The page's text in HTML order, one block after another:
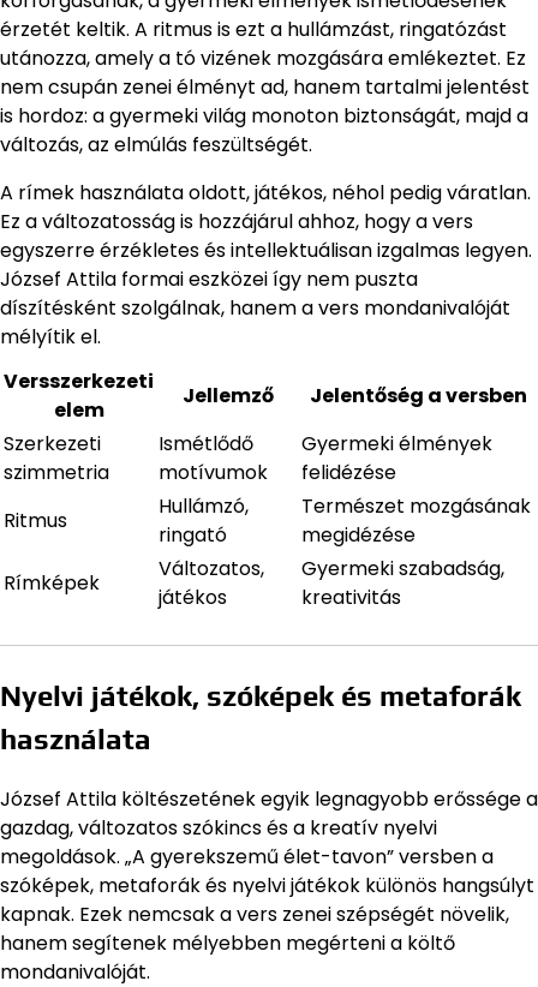
érzetét keltik. A ritmus is ezt a hullámzást, ringatózást
utánozza, amely a tó vizének mozgására emlékeztet. Ez
nem csupán zenei élményt ad, hanem tartalmi jelentést
is hordoz: a gyermeki világ monoton biztonságát, majd a
változás, az elmúlás feszültségét.
A rímek használata oldott, játékos, néhol pedig váratlan.
Ez a változatosság is hozzájárul ahhoz, hogy a vers
egyszerre érzékletes és intellektuálisan izgalmas legyen.
József Attila formai eszközei így nem puszta
díszítésként szolgálnak, hanem a vers mondanivalóját
mélyítik el.
Versszerkezeti
elem
Jellemző
Jelentőség a versben
Szerkezeti
szimmetria
Ismétlődő
motívumok
Gyermeki élmények
felidézése
Ritmus
Hullámzó,
ringató
Természet mozgásának
megidézése
Rímképek
Változatos,
játékos
Gyermeki szabadság,
kreativitás
Nyelvi játékok, szóképek és metaforák
használata
József Attila költészetének egyik legnagyobb erőssége a
gazdag, változatos szókincs és a kreatív nyelvi
megoldások. „A gyerekszemű élet-tavon” versben a
szóképek, metaforák és nyelvi játékok különös hangsúlyt
kapnak. Ezek nemcsak a vers zenei szépségét növelik,
hanem segítenek mélyebben megérteni a költő
mondanivalóját.